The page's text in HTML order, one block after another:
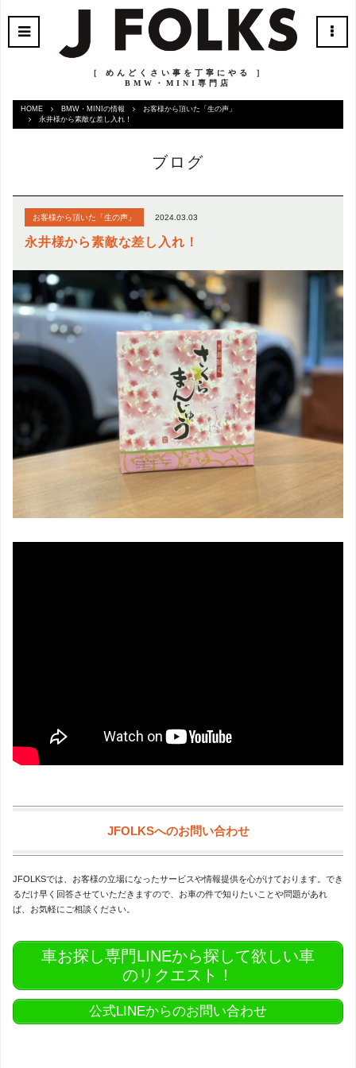
［ めんどくさい事を丁寧にやる ］
BMW・MINI専門店
HOME BMW・MINIの情報
お客様から頂いた「生の声」
永井様から素敵な差し入れ！
ブログ
お客様から頂いた「生の声」 2024.03.03
永井様から素敵な差し入れ！
JFOLKSへのお問い合わせ
JFOLKSでは、お客様の立場になったサービスや情報提供を心がけております。でき
るだけ早く回答させていただきますので、お車の件で知りたいことや問題があれ
ば、お気軽にご相談ください。
車お探し専門LINEから探して欲しい車
のリクエスト！
公式LINEからのお問い合わせ